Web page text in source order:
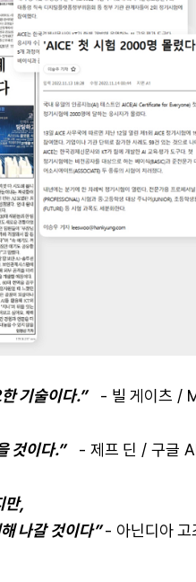
기술이다.”- 빌 게이츠 /
것이다.”- 제프 딘 / 구글
만,
나갈 것이다”- 아닌디아